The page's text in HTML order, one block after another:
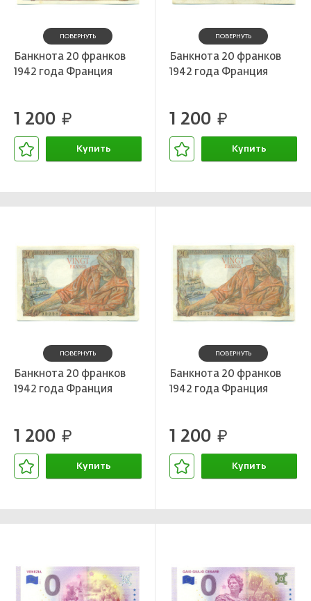
ПОВЕРНУТЬ
Банкнота 20 франков
1942 года Франция
1 200 руб.
Купить
ПОВЕРНУТЬ
Банкнота 20 франков
1942 года Франция
1 200 руб.
Купить
ПОВЕРНУТЬ
Банкнота 20 франков
1942 года Франция
1 200 руб.
Купить
ПОВЕРНУТЬ
Банкнота 20 франков
1942 года Франция
1 200 руб.
Купить